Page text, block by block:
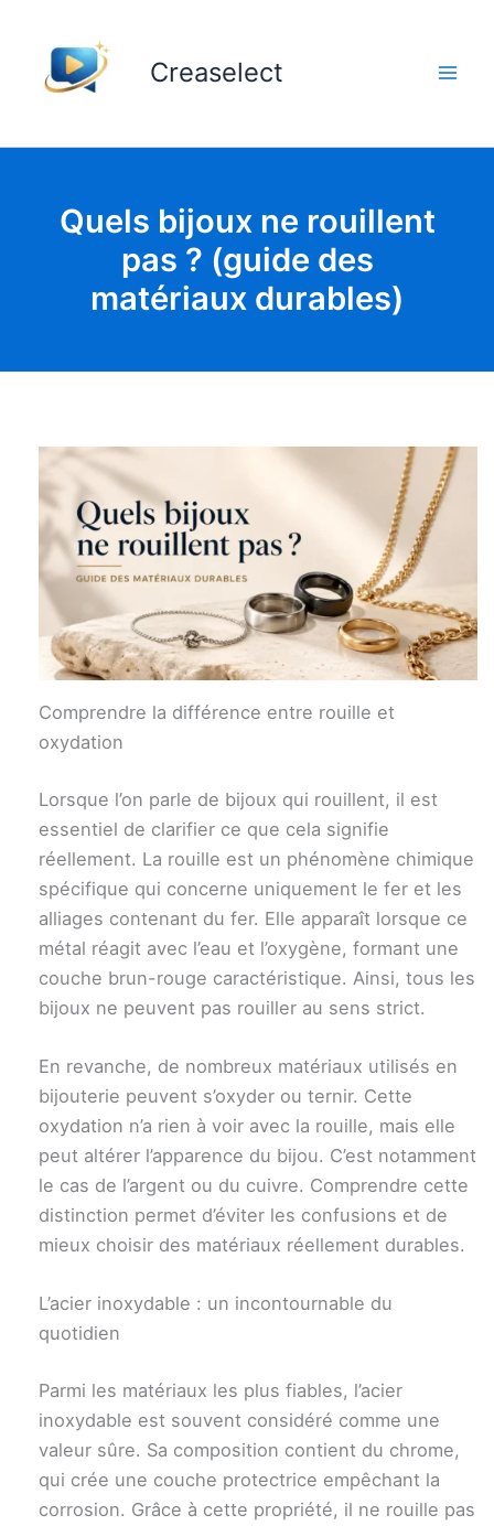
contenu
Creaselect
Quels bijoux ne rouillent
pas ? (guide des
matériaux durables)
Comprendre la différence entre rouille et
oxydation
Lorsque l’on parle de bijoux qui rouillent, il est
essentiel de clarifier ce que cela signifie
réellement. La rouille est un phénomène chimique
spécifique qui concerne uniquement le fer et les
alliages contenant du fer. Elle apparaît lorsque ce
métal réagit avec l’eau et l’oxygène, formant une
couche brun-rouge caractéristique. Ainsi, tous les
bijoux ne peuvent pas rouiller au sens strict.
En revanche, de nombreux matériaux utilisés en
bijouterie peuvent s’oxyder ou ternir. Cette
oxydation n’a rien à voir avec la rouille, mais elle
peut altérer l’apparence du bijou. C’est notamment
le cas de l’argent ou du cuivre. Comprendre cette
distinction permet d’éviter les confusions et de
mieux choisir des matériaux réellement durables.
L’acier inoxydable : un incontournable du
quotidien
Parmi les matériaux les plus fiables, l’acier
inoxydable est souvent considéré comme une
valeur sûre. Sa composition contient du chrome,
qui crée une couche protectrice empêchant la
corrosion. Grâce à cette propriété, il ne rouille pas